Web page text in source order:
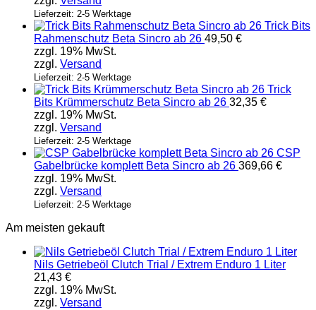
Lieferzeit: 2-5 Werktage
Trick Bits
Rahmenschutz Beta Sincro ab 26 49,50 €
zzgl. 19% MwSt.
zzgl. Versand
Lieferzeit: 2-5 Werktage
Trick
Bits Krümmerschutz Beta Sincro ab 26 32,35 €
zzgl. 19% MwSt.
zzgl. Versand
Lieferzeit: 2-5 Werktage
CSP
Gabelbrücke komplett Beta Sincro ab 26 369,66 €
zzgl. 19% MwSt.
zzgl. Versand
Lieferzeit: 2-5 Werktage
Am meisten gekauft
Nils Getriebeöl Clutch Trial / Extrem Enduro 1 Liter
21,43 €
zzgl. 19% MwSt.
zzgl. Versand